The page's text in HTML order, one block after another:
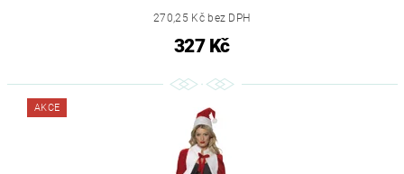
270,25 Kč bez DPH
327 Kč
AKCE